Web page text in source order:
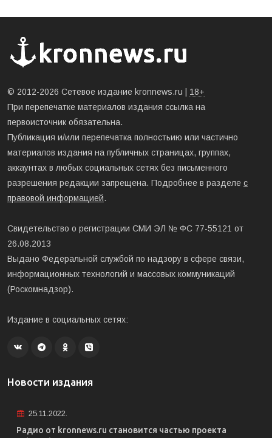
© 2012-2026 Сетевое издание kronnews.ru | 18+
При перепечатке материалов издания ссылка на
первоисточник обязательна.
Публикация и/или перепечатка полностьию или частично
материалов издания на публичных страницах, группах,
аккаунтах в любых социальных сетях без письменного
разрешения редакции запрещена. Подробнее в разделе с
правовой информацией.
Свидетельство о регистрации СМИ ЭЛ № ФС 77-55121 от
26.08.2013
Выдано Федеральной службой по надзору в сфере связи,
информационных технологий и массовых коммуникаций
(Роскомнадзор).
Издание в социальных сетях:
Новости издания
25.11.2022.
Радио от kronnews.ru становится частью проекта